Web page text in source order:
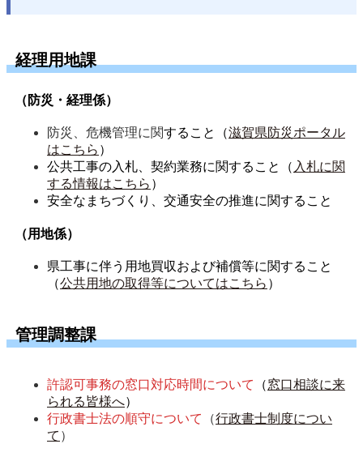
経理用地課
（防災・経理係）
防災、危機管理に関する こと（滋賀県防災ポータル
はこちら ）
公共工事の入札、契約業務に関すること（ 入札に関
する情報はこちら ）
安全なまちづくり、交通安全の推進に関すること
（用地係）
県工事に伴う用地買収および補償等に関すること
（公共用地の取得等についてはこちら ）
管理調整課
許認可事務の窓口対応時間について （窓口相談に来
られる皆様へ）
行政書士法の順守について
（行政書士制度につい
て ）